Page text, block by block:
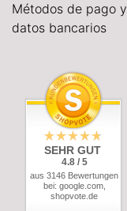
Métodos de pago y
datos bancarios
SEHR GUT
4.8 / 5
aus 3146 Bewertungen
bei: google.com,
shopvote.de